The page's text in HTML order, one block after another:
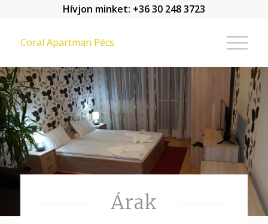
Hívjon minket: +36 30 248 3723
Coral Apartman Pécs
Árak